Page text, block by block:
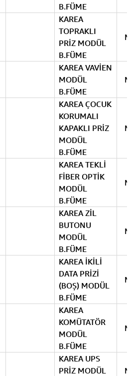
B.FÜME
KAREA
TOPRAKLI
PRİZ MODÜL
B.FÜME
KAREA VAVİEN
MODÜL
B.FÜME
KAREA ÇOCUK
KORUMALI
KAPAKLI PRİZ
MODÜL
B.FÜME
KAREA TEKLİ
FİBER OPTİK
MODÜL
B.FÜME
KAREA ZİL
BUTONU
MODÜL
B.FÜME
KAREA İKİLİ
DATA PRİZİ
(BOŞ) MODÜL
B.FÜME
KAREA
KOMÜTATÖR
MODÜL
B.FÜME
KAREA UPS
PRİZ MODÜL